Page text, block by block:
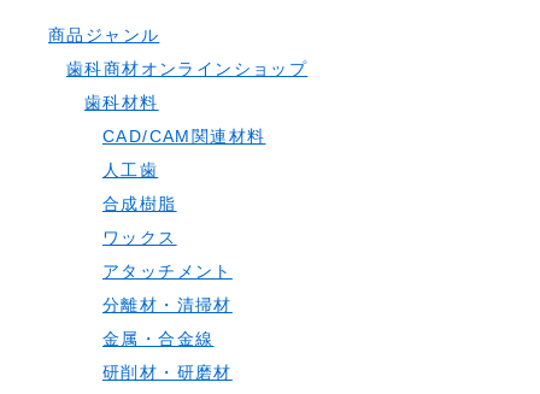
商品ジャンル
歯科商材オンラインショップ
歯科材料
CAD/CAM関連材料
人工歯
合成樹脂
ワックス
アタッチメント
分離材・清掃材
金属・合金線
研削材・研磨材